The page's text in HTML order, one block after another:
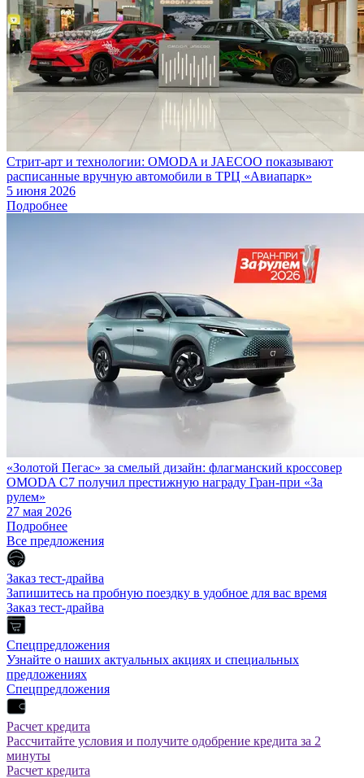
Стрит-арт и технологии: OMODA и JAECOO показывают
расписанные вручную автомобили в ТРЦ «Авиапарк»
5 июня 2026
Подробнее
«Золотой Пегас» за смелый дизайн: флагманский кроссовер
OMODA C7 получил престижную награду Гран-при «За
рулем»
27 мая 2026
Подробнее
Все предложения
Заказ тест-драйва
Запишитесь на пробную поездку в удобное для вас время
Заказ тест-драйва
Спецпредложения
Узнайте о наших актуальных акциях и специальных
предложениях
Спецпредложения
Расчет кредита
Рассчитайте условия и получите одобрение кредита за 2
минуты
Расчет кредита